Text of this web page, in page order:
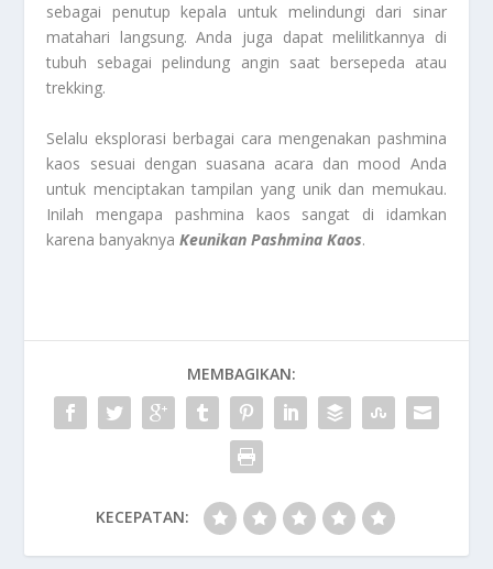
sebagai penutup kepala untuk melindungi dari sinar
matahari langsung. Anda juga dapat melilitkannya di
tubuh sebagai pelindung angin saat bersepeda atau
trekking.
Selalu eksplorasi berbagai cara mengenakan pashmina
kaos sesuai dengan suasana acara dan mood Anda
untuk menciptakan tampilan yang unik dan memukau.
Inilah mengapa pashmina kaos sangat di idamkan
karena banyaknyaKeunikan Pashmina Kaos.
MEMBAGIKAN:
KECEPATAN: